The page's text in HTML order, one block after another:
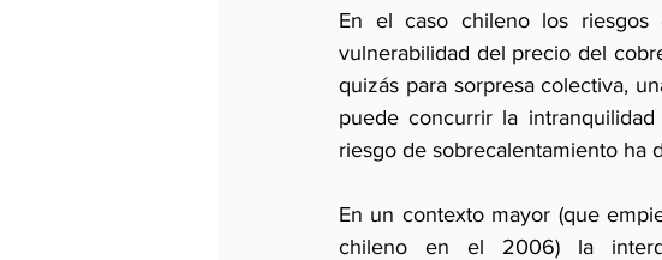
En el caso chileno los riesgos
vulnerabilidad del precio del
quizás para sorpresa colectiva,
puede concurrir la
riesgo de sobrecalentamiento ha
En un contexto mayor (que
chileno en el 2006) la